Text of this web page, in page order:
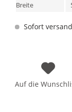
Breite
Sofort
Auf die